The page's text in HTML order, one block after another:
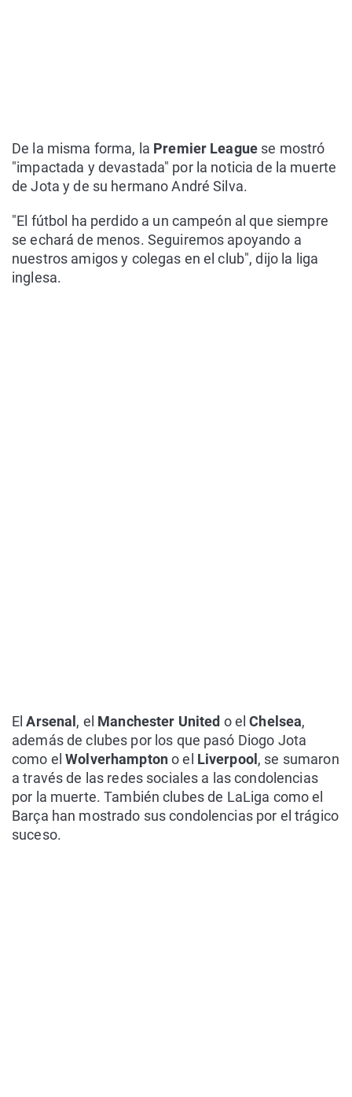
De la misma forma, la Premier League se mostró
"impactada y devastada" por la noticia de la muerte
de Jota y de su hermano André Silva.
"El fútbol ha perdido a un campeón al que siempre
se echará de menos. Seguiremos apoyando a
nuestros amigos y colegas en el club", dijo la liga
inglesa.
ElArsenal , el Manchester United o elChelsea,
además de clubes por los que pasó Diogo Jota
como elWolverhamptono el Liverpool , se sumaron
a través de las redes sociales a las condolencias
por la muerte. También clubes de LaLiga como el
Barça han mostrado sus condolencias por el trágico
suceso.